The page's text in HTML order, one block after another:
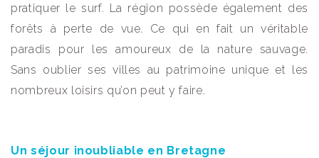
pratiquer le surf. La région possède également des
forêts à perte de vue. Ce qui en fait un véritable
paradis pour les amoureux de la nature sauvage.
Sans oublier ses villes au patrimoine unique et les
nombreux loisirs qu’on peut y faire.
Un séjour inoubliable en Bretagne